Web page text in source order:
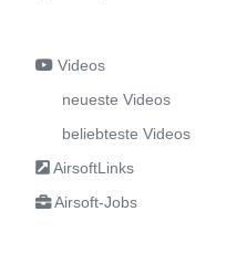
Videos
neueste Videos
beliebteste Videos
AirsoftLinks
Airsoft-Jobs